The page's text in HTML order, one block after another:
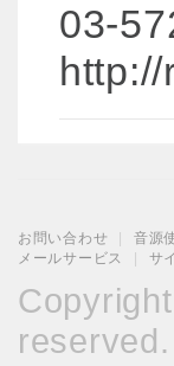
03-
お問い合わせ 音源
メールサービス
サ